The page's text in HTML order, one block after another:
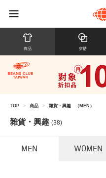
商品 穿搭
TOP > 商品 > 雜貨・興趣 （MEN）
雜貨・興趣 (38)
MEN WOMEN